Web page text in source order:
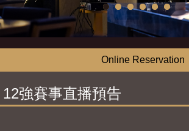
Online Reservation
12強賽事直播預告